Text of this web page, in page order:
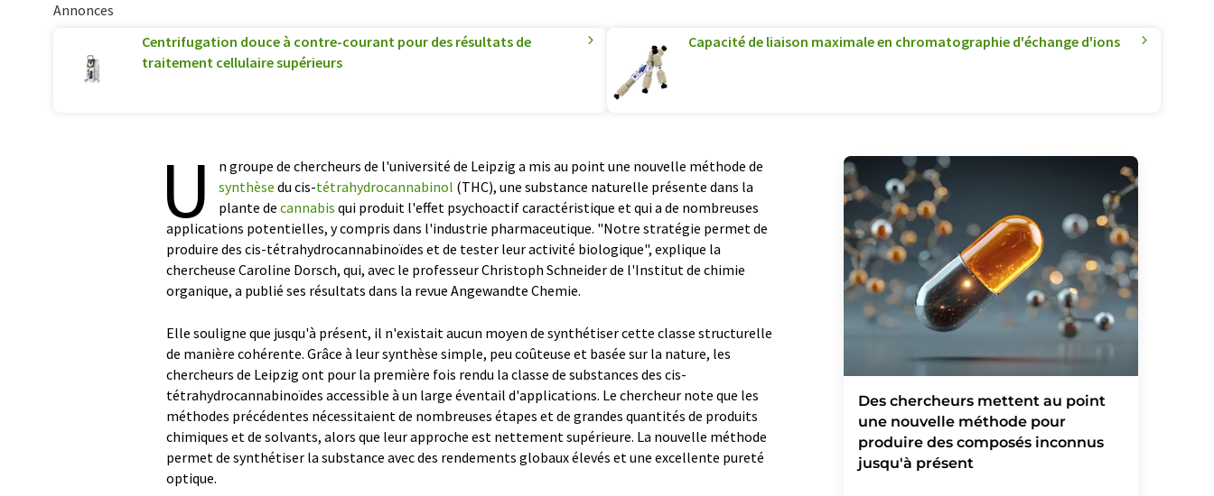
Annonces
Centrifugation douce à contre-courant pour des résultats de
traitement cellulaire supérieurs
Capacité de liaison maximale en chromatographie d'échange d'ions
U
n groupe de chercheurs de l'université de Leipzig a mis au point une nouvelle méthode de
synthèse du cis-tétrahydrocannabinol (THC), une substance naturelle présente dans la
plante de cannabis qui produit l'effet psychoactif caractéristique et qui a de nombreuses
applications potentielles, y compris dans l'industrie pharmaceutique. "Notre stratégie permet de
produire des cis-tétrahydrocannabinoïdes et de tester leur activité biologique", explique la
chercheuse Caroline Dorsch, qui, avec le professeur Christoph Schneider de l'Institut de chimie
organique, a publié ses résultats dans la revue Angewandte Chemie.
Elle souligne que jusqu'à présent, il n'existait aucun moyen de synthétiser cette classe structurelle
de manière cohérente. Grâce à leur synthèse simple, peu coûteuse et basée sur la nature, les
chercheurs de Leipzig ont pour la première fois rendu la classe de substances des cis-
tétrahydrocannabinoïdes accessible à un large éventail d'applications. Le chercheur note que les
méthodes précédentes nécessitaient de nombreuses étapes et de grandes quantités de produits
chimiques et de solvants, alors que leur approche est nettement supérieure. La nouvelle méthode
permet de synthétiser la substance avec des rendements globaux élevés et une excellente pureté
optique.
Des chercheurs mettent au point
une nouvelle méthode pour
produire des composés inconnus
jusqu'à présent